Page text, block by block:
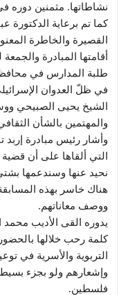
نشاطاتها. مثمنين دوره
كما تم برعاية الدكتورة
القصيرة والخاطرة
أقامتها المبادرة
طلبة المدارس في
في ظلّ العدوان
الشيخ يحيى الصبيحي
والمهتمين بالشأن
وأشار رئيس مبادرة إربد
التي ألقاها على أن
نحيد عنها وسندعمها
هناك خاسر بهذه
ووصف معاناتهم.
يدوره القى الأديب
كلمة رحب خلالها
التربوية والأسرية في
وإشعارهم ولو بجزء بسيط
فلسطين.